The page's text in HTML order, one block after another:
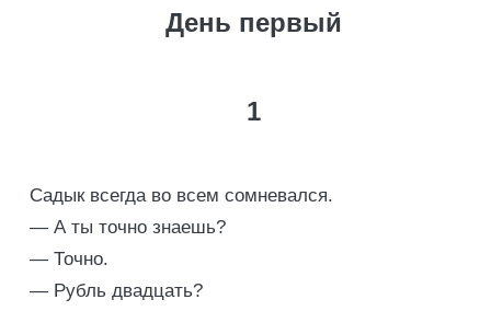
День первый
1
Садык всегда во всем сомневался.
— А ты точно знаешь?
— Точно.
— Рубль двадцать?